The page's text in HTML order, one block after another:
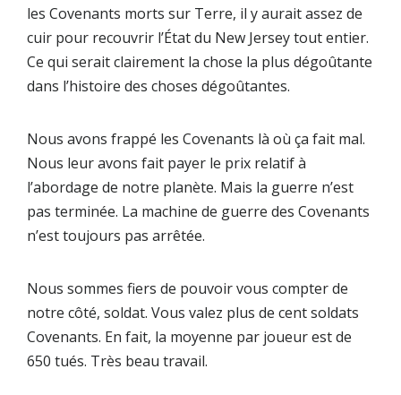
les Covenants morts sur Terre, il y aurait assez de
cuir pour recouvrir l’État du New Jersey tout entier.
Ce qui serait clairement la chose la plus dégoûtante
dans l’histoire des choses dégoûtantes.
Nous avons frappé les Covenants là où ça fait mal.
Nous leur avons fait payer le prix relatif à
l’abordage de notre planète. Mais la guerre n’est
pas terminée. La machine de guerre des Covenants
n’est toujours pas arrêtée.
Nous sommes fiers de pouvoir vous compter de
notre côté, soldat. Vous valez plus de cent soldats
Covenants. En fait, la moyenne par joueur est de
650 tués. Très beau travail.